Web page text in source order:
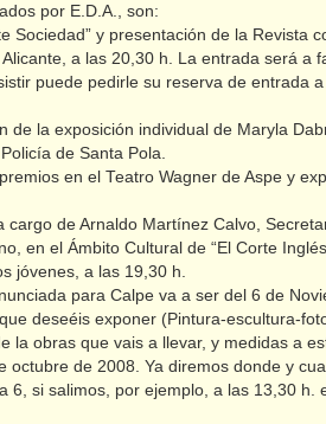
por E.D.A., son:
Sociedad” y presentación de la Revista
a las 20,30 h. La entrada será a
puede pedirle su reserva de entrada
de la exposición individual de Maryla
de Santa Pola.
en el Teatro Wagner de Aspe y
de Arnaldo Martínez Calvo,
en el Ámbito Cultural de “El Corte
jóvenes, a las 19,30 h.
para Calpe va a ser del 6 de
deseéis exponer (Pintura-escultura-
la obras que vais a llevar, y medidas a
octubre de 2008. Ya diremos donde y
6, si salimos, por ejemplo, a las 13,30 h.